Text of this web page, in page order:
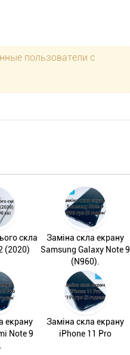
пользователи с
скла
(2020)
Заміна скла екрану
Samsung Galaxy Note 9
(N960).
екрану
Note 9
Заміна скла екрану
iPhone 11 Pro